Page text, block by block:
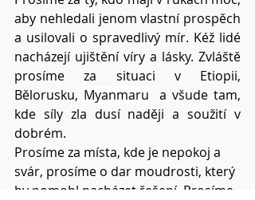
aby nehledali jenom vlastní prospěch
a usilovali o spravedlivý mír. Kéž lidé
nacházejí ujištění víry a lásky. Zvláště
prosíme za situaci v Etiopii,
Bělorusku, Myanmaru
  a všude tam,
kde síly zla dusí naději a soužití v
dobrém.
Prosíme za místa, kde je nepokoj a
svár, prosíme o dar moudrosti, který
by pomohl nacházet řešení. Prosíme